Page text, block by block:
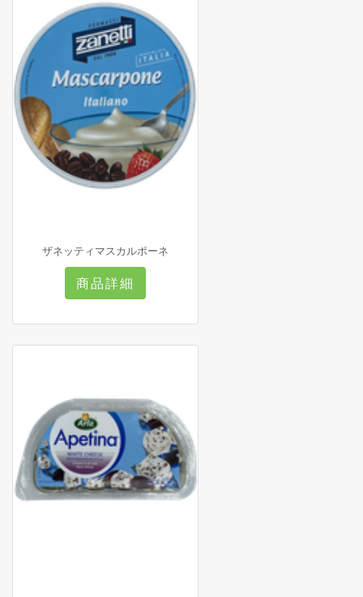
ザネッティマスカルポーネ
商品詳細